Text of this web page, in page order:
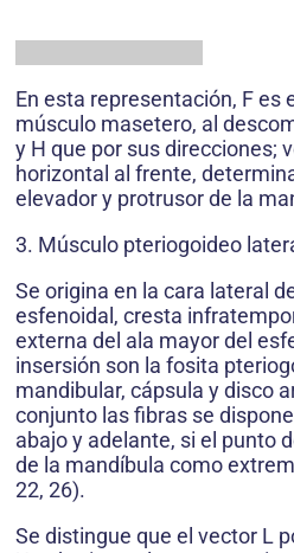
En esta representación, F es
músculo masetero, al
y H que por sus direcciones;
horizontal al frente,
elevador y protrusor de la
3. Músculo pteriogoideo
Se origina en la cara lateral
esfenoidal, cresta
externa del ala mayor del
insersión son la fosita
mandibular, cápsula y disco
conjunto las fibras se
abajo y adelante, si el punto
de la mandíbula como
22, 26).
Se distingue que el vector L